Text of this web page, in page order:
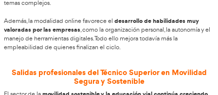
Ventajas del Grado Superior de Movilidad
Sostenible Online